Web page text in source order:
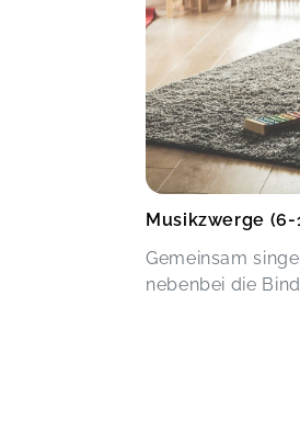
Musikzwerge (6-
Gemeinsam
nebenbei die